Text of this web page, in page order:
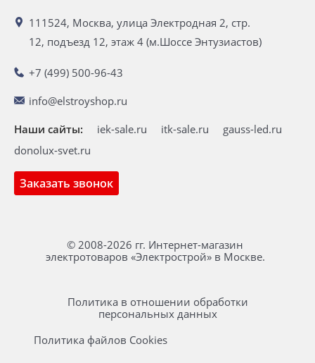
111524, Москва, улица Электродная 2, стр.
12, подъезд 12, этаж 4 (м.Шоссе Энтузиастов)
+7 (499) 500-96-43
info@elstroyshop.ru
Заказать звонок
Наши сайты: iek-sale.ru itk-sale.ru
gauss-led.ru
donolux-svet.ru
© 2008-2026 гг. Интернет-магазин
электротоваров «Электрострой» в Москве.
Политика в отношении обработки
персональных данных
Политика файлов Cookies